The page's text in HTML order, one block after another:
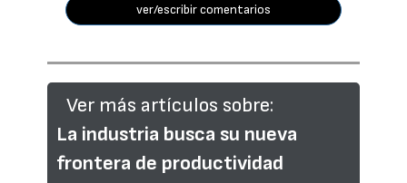
ver/escribir comentarios
Ver más artículos sobre:
La industria busca su nueva
frontera de productividad